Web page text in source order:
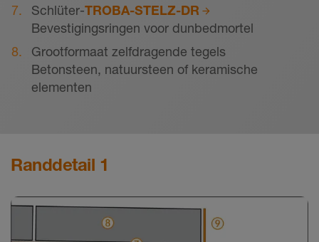
Schlüter-TROBA-STELZ-DR
Bevestigingsringen voor dunbedmortel
Grootformaat zelfdragende tegels
Betonsteen, natuursteen of keramische
elementen
Randdetail 1